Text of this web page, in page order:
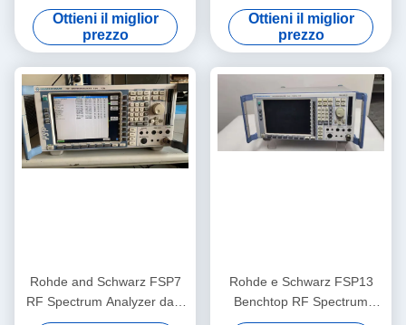
Analyzer da 9 KHz a 30 GHz
con livello di rumore -155
dBm e testato in possesso
Ottieni il miglior
prezzo
Analizzatore di frequenza RF
pratico
Ottieni il miglior
prezzo
Rohde and Schwarz FSP7
RF Spectrum Analyzer da 9
KHz a 7 GHz portatile con
Rohde e Schwarz FSP13
Benchtop RF Spectrum
Analyzer con gamma di